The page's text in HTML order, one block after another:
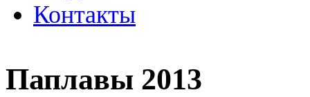
Контакты
Паплавы 2013